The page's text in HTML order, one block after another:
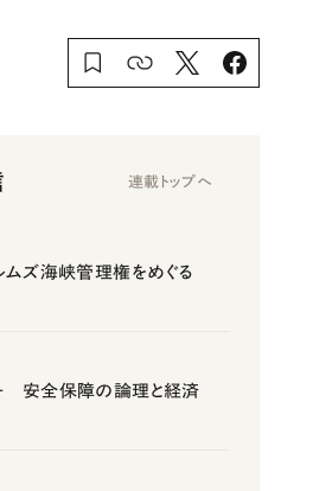
連載トップへ
ムズ海峡管理権をめぐる
安全保障の論理と経済